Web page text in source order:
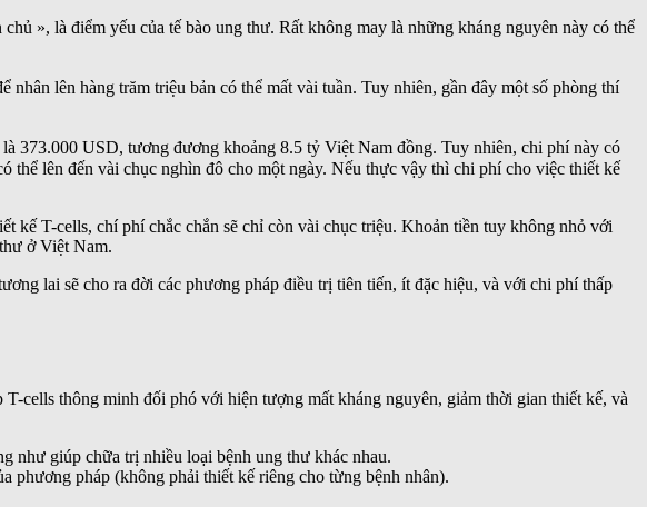
», là điểm yếu của tế bào ung thư. Rất không may là những kháng nguyên này có thể
lên hàng trăm triệu bản có thể mất vài tuần. Tuy nhiên, gần đây một số phòng thí
373.000 USD, tương đương khoảng 8.5 tỷ Việt Nam đồng. Tuy nhiên, chi phí này có
thể lên đến vài chục nghìn đô cho một ngày. Nếu thực vậy thì chi phí cho việc thiết kế
kế T-cells, chí phí chắc chắn sẽ chỉ còn vài chục triệu. Khoản tiền tuy không nhỏ với
ở Việt Nam.
lai sẽ cho ra đời các phương pháp điều trị tiên tiến, ít đặc hiệu, và với chi phí thấp
cells thông minh đối phó với hiện tượng mất kháng nguyên, giảm thời gian thiết kế, và
như giúp chữa trị nhiều loại bệnh ung thư khác nhau.
phương pháp (không phải thiết kế riêng cho từng bệnh nhân).